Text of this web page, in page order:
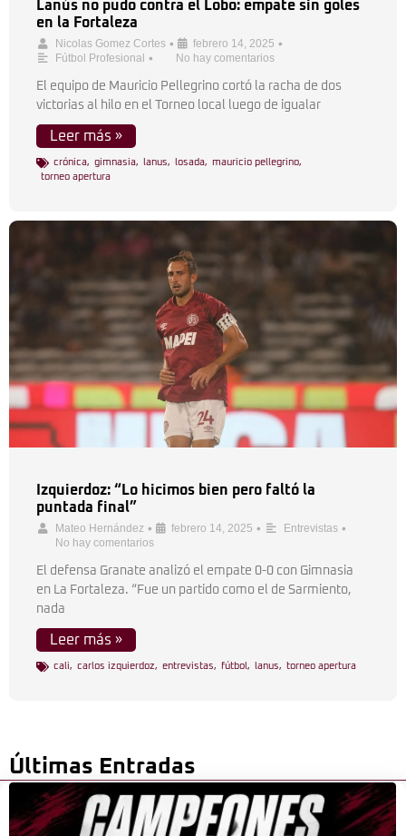
Lanús no pudo contra el Lobo: empate sin goles
en la Fortaleza
Nicolas Gomez Cortes • febrero 14, 2025 •
Fútbol Profesional • No hay comentarios
El equipo de Mauricio Pellegrino cortó la racha de dos
victorias al hilo en el Torneo local luego de igualar
Leer más »
crónica, gimnasia, lanus, losada, mauricio pellegrino,
torneo apertura
Izquierdoz: “Lo hicimos bien pero faltó la
puntada final”
Mateo Hernández • febrero 14, 2025 • Entrevistas •
No hay comentarios
El defensa Granate analizó el empate 0-0 con Gimnasia
en La Fortaleza. “Fue un partido como el de Sarmiento,
nada
Leer más »
cali, carlos izquierdoz, entrevistas, fútbol , lanus, torneo apertura
Últimas Entradas